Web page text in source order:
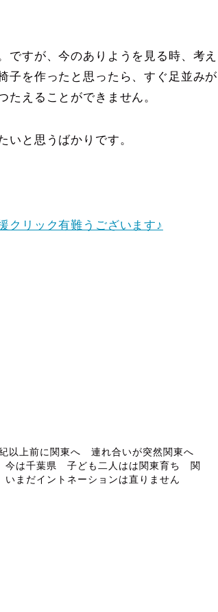
すが、今のありようを見る時、考え
子を作ったと思ったら、すぐ足並みが
えることができません。
と思うばかりです。
クリック有難うございます♪
以上前に関東へ 連れ合いが突然関東へ
は千葉県 子ども二人はは関東育ち 関
まだイントネーションは直りません